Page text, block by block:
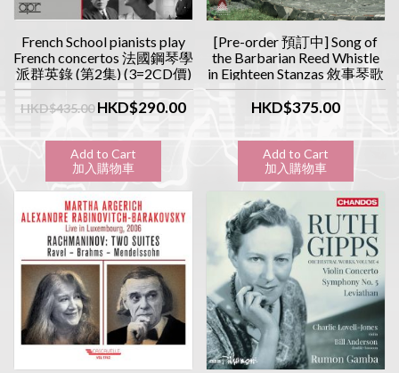
French School pianists play
French concertos 法國鋼琴學
派群英錄 (第2集) (3=2CD價)
HKD$435.00 HKD$290.00
Add to Cart
加入購物車
[Pre-order 預訂中] Song of
the Barbarian Reed Whistle
in Eighteen Stanzas 敘事琴歌
- 胡笳十八拍 LP
HKD$375.00
Add to Cart
加入購物車